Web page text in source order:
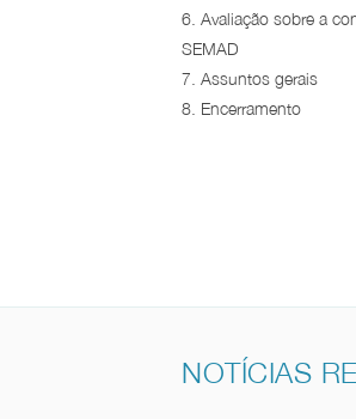
6. Avaliação sobre a
SEMAD
7. Assuntos gerais
8. Encerramento
NOTÍCIAS